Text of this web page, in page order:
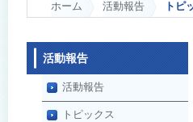
ホーム 活動報告 トピ
活動報告
活動報告
トピックス